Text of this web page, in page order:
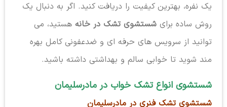
یک نفره، بهترین کیفیت را دریافت کنید. اگر به دنبال یک
روش ساده برای شستشوی تشک در خانههستید، می
توانید از سرویس های حرفه ای و ضدعفونی کامل بهره
مند شوید تا خوابی سالم و بهداشتی داشته باشید.
شستشوی انواع تشک خواب در مادرسلیمان
شستشوی تشک فنری در مادرسلیمان